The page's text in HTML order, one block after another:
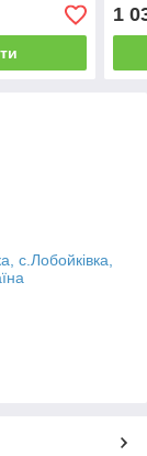
1
с.Лобойківка,